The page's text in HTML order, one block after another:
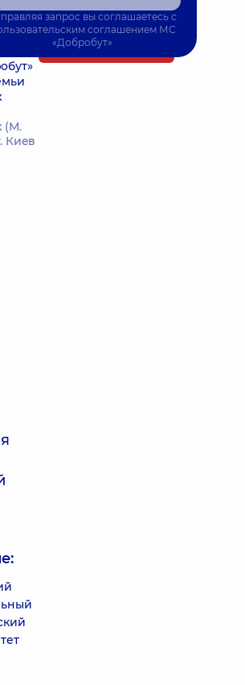
(М.
Киев
Запись к врачу
запрос вы соглашаетесь с
соглашением МС
«Добробут»